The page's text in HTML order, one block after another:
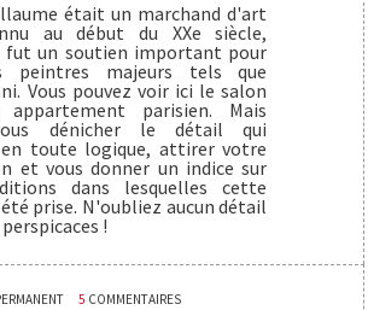
était un marchand d'art
au début du XXe siècle,
fut un soutien important pour
peintres majeurs tels que
Vous pouvez voir ici le salon
parisien. Mais
dénicher le détail qui
toute logique, attirer votre
et vous donner un indice sur
dans lesquelles cette
prise. N'oubliez aucun détail
!
5 COMMENTAIRES